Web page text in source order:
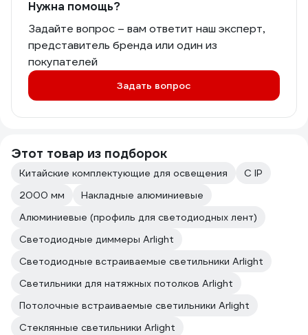
Нужна помощь?
Задайте вопрос – вам ответит наш эксперт,
представитель бренда или один из
покупателей
Задать вопрос
Этот товар из подборок
Китайские комплектующие для освещения
С IP
2000 мм
Накладные алюминиевые
Алюминиевые (профиль для светодиодных лент)
Светодиодные диммеры Arlight
Светодиодные встраиваемые светильники Arlight
Светильники для натяжных потолков Arlight
Потолочные встраиваемые светильники Arlight
Стеклянные светильники Arlight